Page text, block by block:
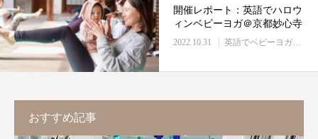
開催レポート：英語でハロウ
ィンベビーヨガ＠京都妙心寺
2022.10.31 英語でベビーヨガ
おすすめ記事